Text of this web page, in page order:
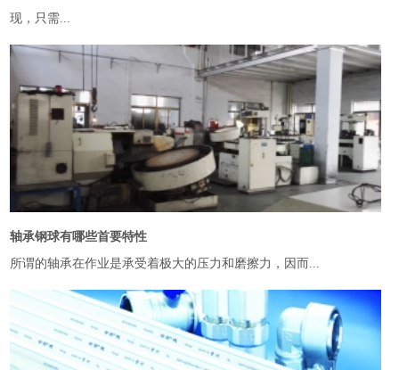
现，只需...
轴承钢球有哪些首要特性
所谓的轴承在作业是承受着极大的压力和磨擦力，因而...